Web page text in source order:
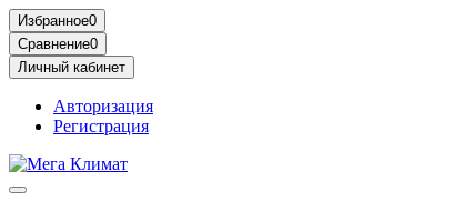
Избранное0
Сравнение0
Личный кабинет
Авторизация
Регистрация